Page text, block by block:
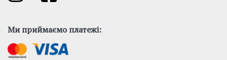
Ми приймаємо платежі: